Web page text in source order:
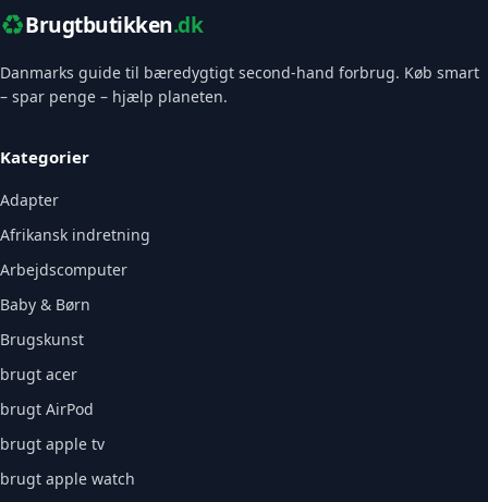
♻️Brugtbutikken.dk
Danmarks guide til bæredygtigt second-hand forbrug. Køb smart
– spar penge – hjælp planeten.
Kategorier
Adapter
Afrikansk indretning
Arbejdscomputer
Baby & Børn
Brugskunst
brugt acer
brugt AirPod
brugt apple tv
brugt apple watch